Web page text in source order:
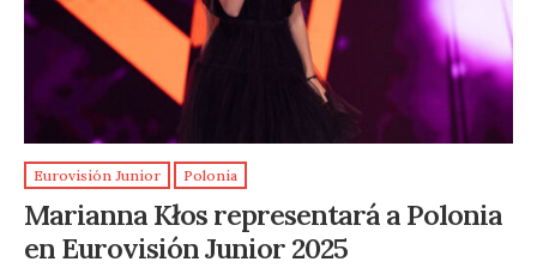
Eurovisión Junior Polonia
Marianna Kłos representará a Polonia
en Eurovisión Junior 2025